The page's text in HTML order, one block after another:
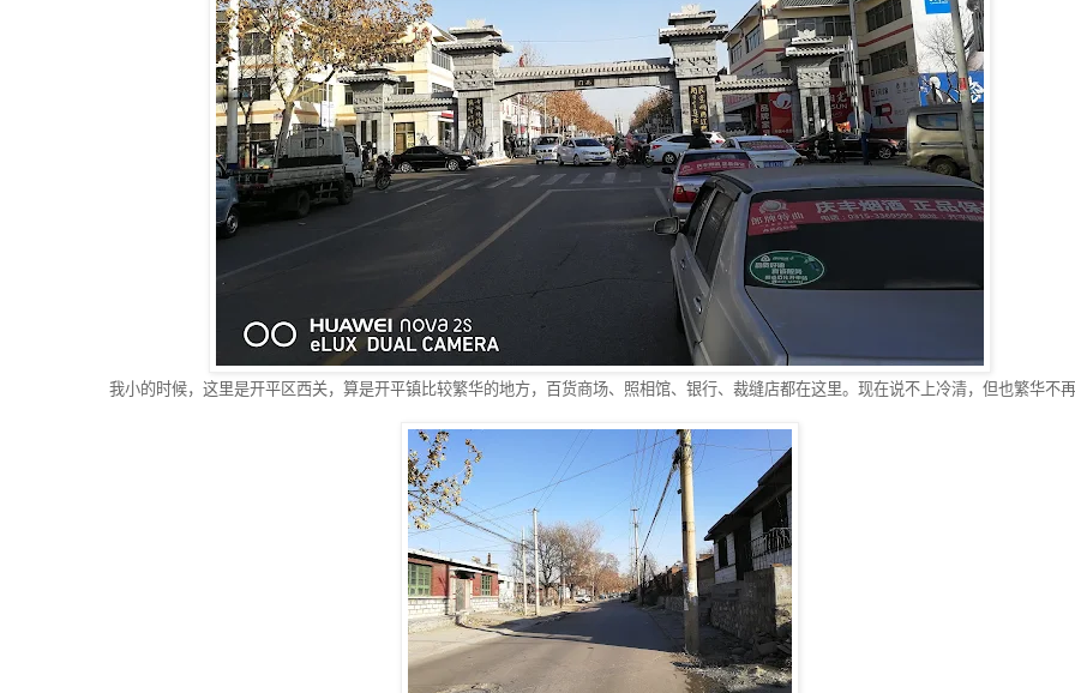
我小的时候，这里是开平区西关，算是开平镇比较繁华的地方，百货商场、照相馆、银行、裁缝店都在这里。现在说不上冷清，但也繁华不再